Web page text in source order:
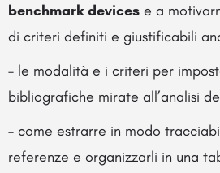
benchmark devices e a
di criteri definiti e giustificabili
– le modalità e i criteri per
bibliografiche mirate all’analisi
– come estrarre in modo
referenze e organizzarli in una